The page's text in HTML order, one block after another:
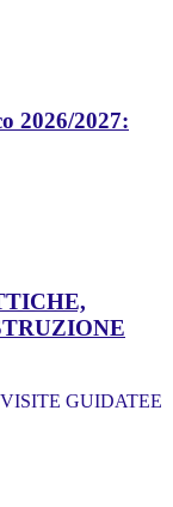
2026/2027:
GUIDATEE